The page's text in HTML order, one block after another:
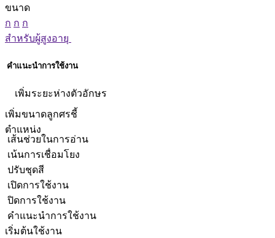
ขนาด
ก ก ก
สำหรับผู้สูงอายุ
คำแนะนำการใช้งาน
เพิ่มระยะห่างตัวอักษร
เพิ่มขนาดลูกศรชี้
ตำแหน่ง
เส้นช่วยในการอ่าน
เน้นการเชื่อมโยง
ปรับชุดสี
เปิดการใช้งาน
ปิดการใช้งาน
คำแนะนำการใช้งาน
เริ่มต้นใช้งาน